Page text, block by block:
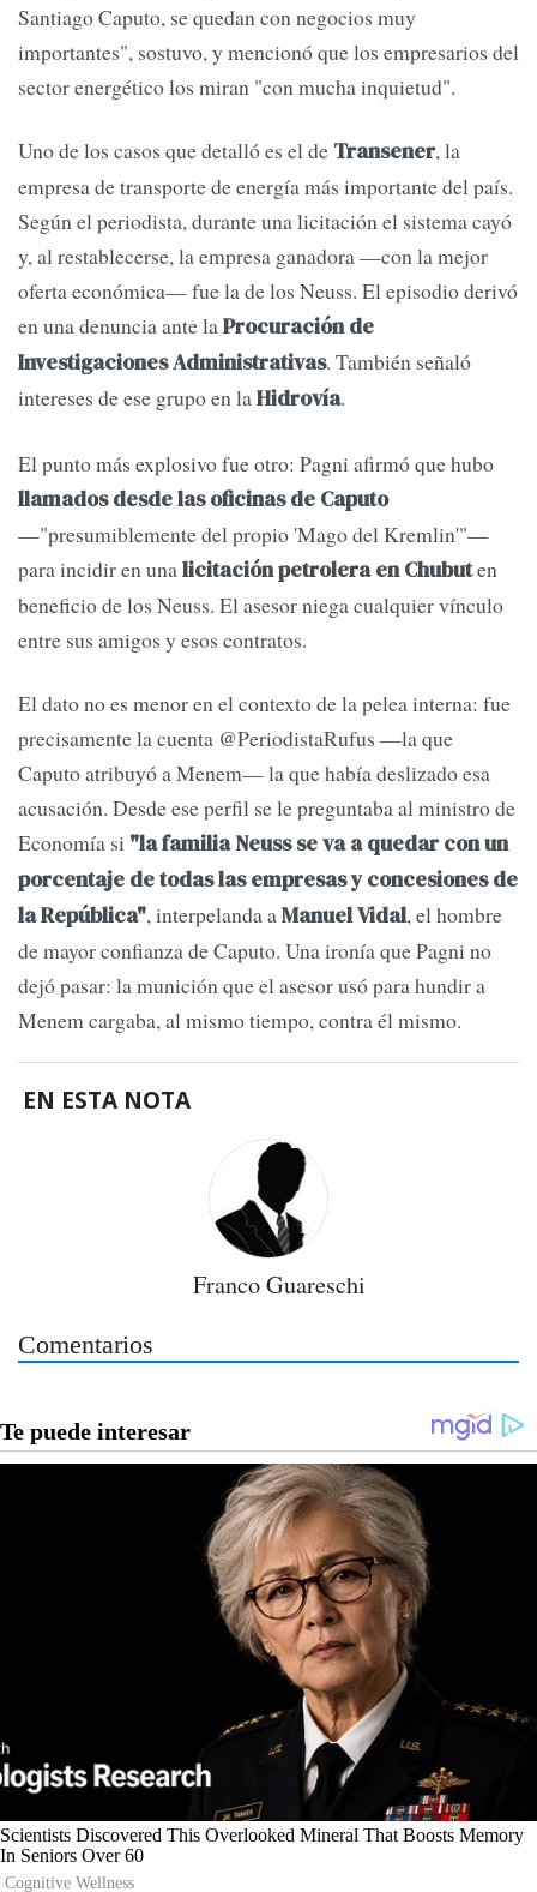
Santiago Caputo, se quedan con negocios muy
importantes", sostuvo, y mencionó que los empresarios del
sector energético los miran "con mucha inquietud".
Uno de los casos que detalló es el de Transener, la
empresa de transporte de energía más importante del país.
Según el periodista, durante una licitación el sistema cayó
y, al restablecerse, la empresa ganadora —con la mejor
oferta económica— fue la de los Neuss. El episodio derivó
en una denuncia ante laProcuración de
Investigaciones Administrativas. También señaló
intereses de ese grupo en laHidrovía.
El punto más explosivo fue otro: Pagni afirmó que hubo
llamados desde las oficinas de Caputo
—"presumiblemente del propio 'Mago del Kremlin'"—
para incidir en una licitación petrolera en Chubuten
beneficio de los Neuss. El asesor niega cualquier vínculo
entre sus amigos y esos contratos.
El dato no es menor en el contexto de la pelea interna: fue
precisamente la cuenta @PeriodistaRufus —la que
Caputo atribuyó a Menem— la que había deslizado esa
acusación. Desde ese perfil se le preguntaba al ministro de
Economía si "la familia Neuss se va a quedar con un
porcentaje de todas las empresas y concesiones de
la República", interpelanda aManuel Vidal, el hombre
de mayor confianza de Caputo. Una ironía que Pagni no
dejó pasar: la munición que el asesor usó para hundir a
Menem cargaba, al mismo tiempo, contra él mismo.
EN ESTA NOTA
Franco Guareschi
Comentarios